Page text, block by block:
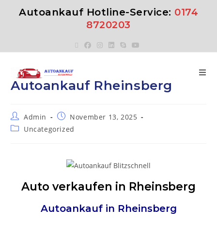
Autoankauf Hotline-Service: 0174
8720203
Autoankauf Rheinsberg
Admin
November 13, 2025
Uncategorized
Auto verkaufen in Rheinsberg
Autoankauf in Rheinsberg